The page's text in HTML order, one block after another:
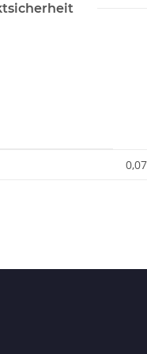
0,07